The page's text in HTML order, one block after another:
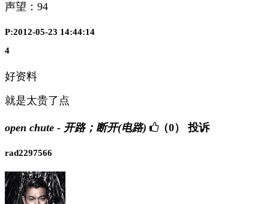
声望： 94
P:2012-05-23 14:44:14
4
好资料
就是太贵了点
open chute - 开路；断开(电路) （0） 投诉
rad2297566